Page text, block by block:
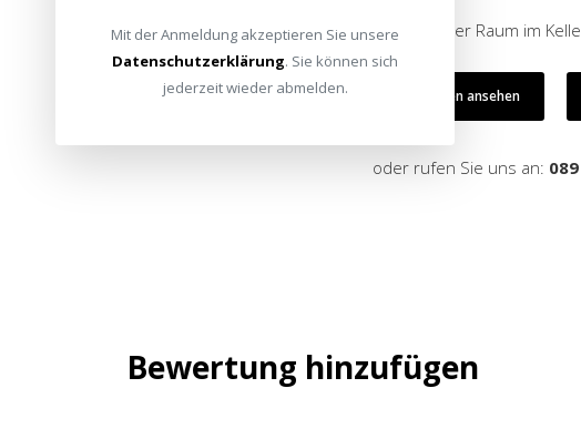
Egal ob Wohnzimmer oder ungenutzer Raum im
Referenzen ansehen
oder rufen Sie uns an:
Bewertung hinzufügen
Mit der Anmeldung akzeptieren Sie unsere
Datenschutzerklärung. Sie können sich
jederzeit wieder abmelden.